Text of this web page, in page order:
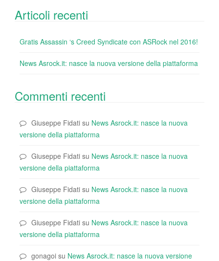
Articoli recenti
Gratis Assassin ‘s Creed Syndicate con ASRock nel 2016!
News Asrock.it: nasce la nuova versione della piattaforma
Commenti recenti
Giuseppe Fidati su News Asrock.it: nasce la nuova
versione della piattaforma
Giuseppe Fidati su News Asrock.it: nasce la nuova
versione della piattaforma
Giuseppe Fidati su News Asrock.it: nasce la nuova
versione della piattaforma
Giuseppe Fidati su News Asrock.it: nasce la nuova
versione della piattaforma
gonagoi su News Asrock.it: nasce la nuova versione